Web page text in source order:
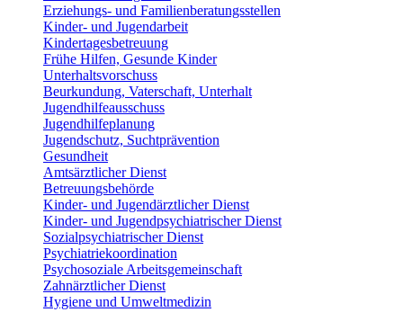
Erziehungs- und Familienberatungsstellen
Kinder- und Jugendarbeit
Kindertagesbetreuung
Frühe Hilfen, Gesunde Kinder
Unterhaltsvorschuss
Beurkundung, Vaterschaft, Unterhalt
Jugendhilfeausschuss
Jugendhilfeplanung
Jugendschutz, Suchtprävention
Gesundheit
Amtsärztlicher Dienst
Betreuungsbehörde
Kinder- und Jugendärztlicher Dienst
Kinder- und Jugendpsychiatrischer Dienst
Sozialpsychiatrischer Dienst
Psychiatriekoordination
Psychosoziale Arbeitsgemeinschaft
Zahnärztlicher Dienst
Hygiene und Umweltmedizin